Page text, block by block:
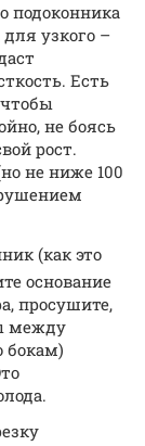
подоконника
узкого –
Есть
не боясь
рост.
не ниже 100
(как это
основание
просушите,
между
бокам)